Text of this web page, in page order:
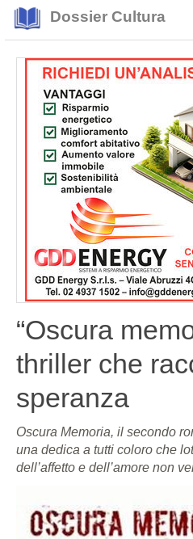
Dossier Cultura
“Oscura
thriller che
speranza
Oscura Memoria, il secondo
una dedica a tutti coloro che
dell’affetto e dell’amore non